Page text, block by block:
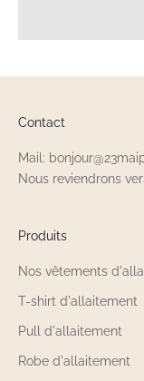
Contact
Mail:
Nous reviendrons
Produits
Nos vêtements
T-shirt d'allaitement
Pull d'allaitement
Robe d'allaitement